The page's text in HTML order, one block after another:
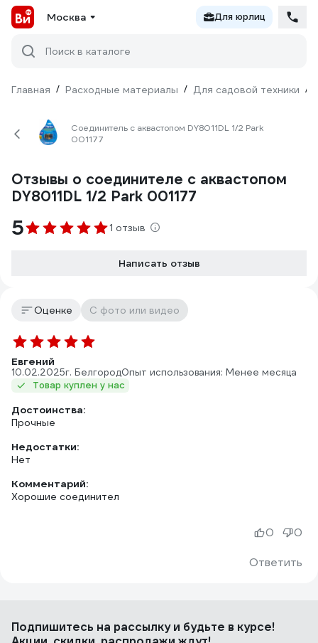
Москва Для юрлиц
Поиск в каталоге
Главная / Расходные материалы / Для садовой техники /
Соединитель с аквастопом DY8011DL 1/2 Park
001177
Отзывы о соединителе с аквастопом
DY8011DL 1/2 Park 001177
5 1 отзыв
Написать отзыв
Оценке С фото или видео
Евгений
10.02.2025г. БелгородОпыт использования: Менее месяца
Товар куплен у нас
Достоинства:
Прочные
Недостатки:
Нет
Комментарий:
Хорошие соединител
Ответить
0 0
Подпишитесь на рассылкуи будьте в курсе!